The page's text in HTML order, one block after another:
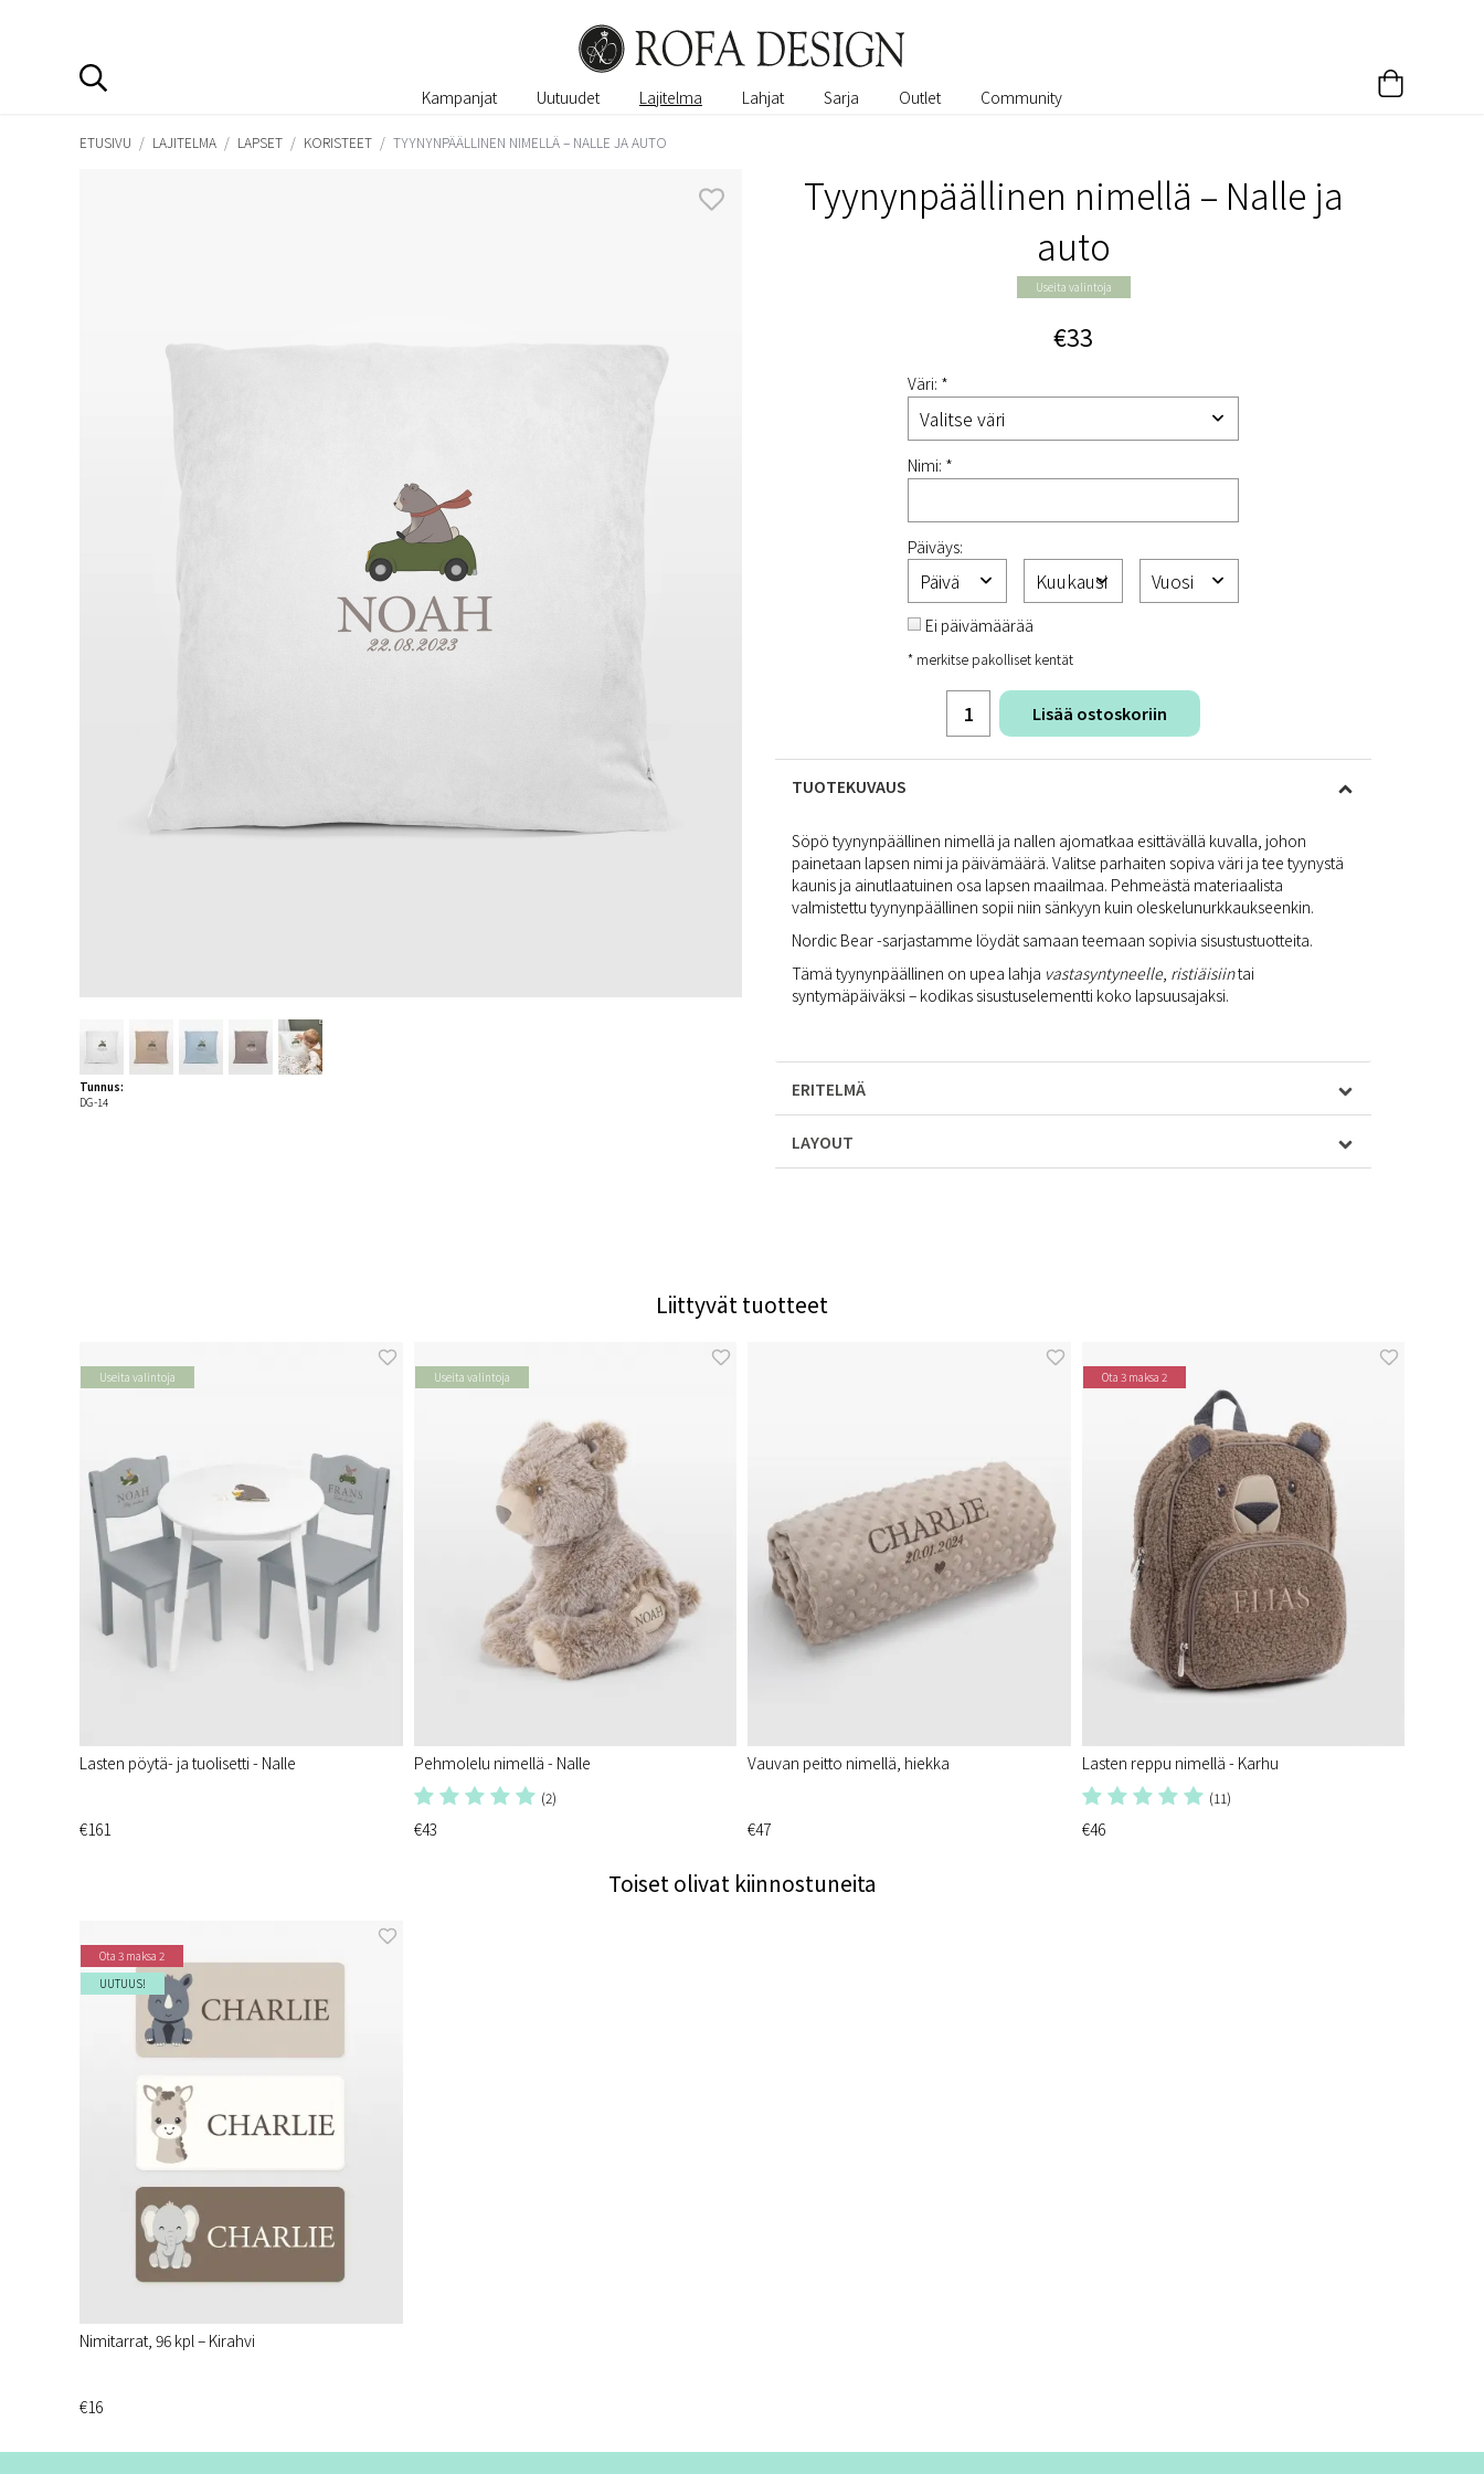
Kampanjat Uutuudet Lajitelma Lahjat Sarja Outlet Community
ETUSIVU / LAJITELMA / LAPSET / KORISTEET / TYYNYNPÄÄLLINEN NIMELLÄ – NALLE JA AUTO
Tyynynpäällinen nimellä – Nalle ja
auto
Useita valintoja
€33
Väri: *
Nimi: *
Päiväys:
Ei päivämäärää
* merkitse pakolliset kentät
Lisää ostoskoriin
TUOTEKUVAUS
Söpö tyynynpäällinen nimellä ja nallen ajomatkaa esittävällä kuvalla, johon
painetaan lapsen nimi ja päivämäärä. Valitse parhaiten sopiva väri ja tee tyynystä
kaunis ja ainutlaatuinen osa lapsen maailmaa. Pehmeästä materiaalista
valmistettu tyynynpäällinen sopii niin sänkyyn kuin oleskelunurkkaukseenkin.
Nordic Bear-sarjastamme löydät samaan teemaan sopivia sisustustuotteita.
Tämä tyynynpäällinen on upea lahja vastasyntyneelle, ristiäisiintai
syntymäpäiväksi – kodikas sisustuselementti koko lapsuusajaksi.
ERITELMÄ
LAYOUT
Tunnus:
DG-14
Liittyvät tuotteet
Useita valintoja
Lasten pöytä- ja tuolisetti - Nalle
€161
Useita valintoja
Pehmolelu nimellä - Nalle
(2)
€43
Vauvan peitto nimellä, hiekka
€47
Ota 3 maksa 2
Lasten reppu nimellä - Karhu
(11)
€46
Toiset olivat kiinnostuneita
Ota 3 maksa 2
UUTUUS!
Nimitarrat, 96 kpl – Kirahvi
€16